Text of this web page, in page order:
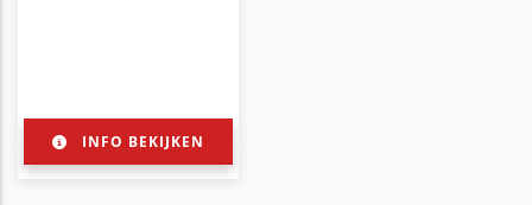
INFO BEKIJKEN